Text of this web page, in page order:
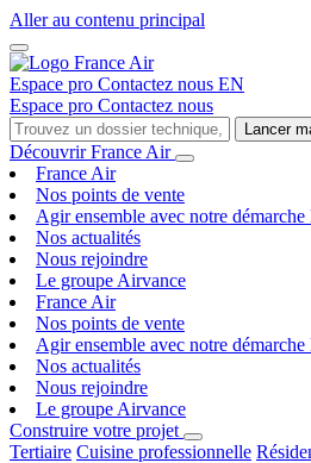
Aller au contenu principal
Espace pro Contactez nous EN
Espace pro Contactez nous
Lancer
Découvrir France Air
France Air
Nos points de vente
Agir ensemble avec notre démarche
Nos actualités
Nous rejoindre
Le groupe Airvance
France Air
Nos points de vente
Agir ensemble avec notre démarche
Nos actualités
Nous rejoindre
Le groupe Airvance
Construire votre projet
Tertiaire Cuisine professionnelle